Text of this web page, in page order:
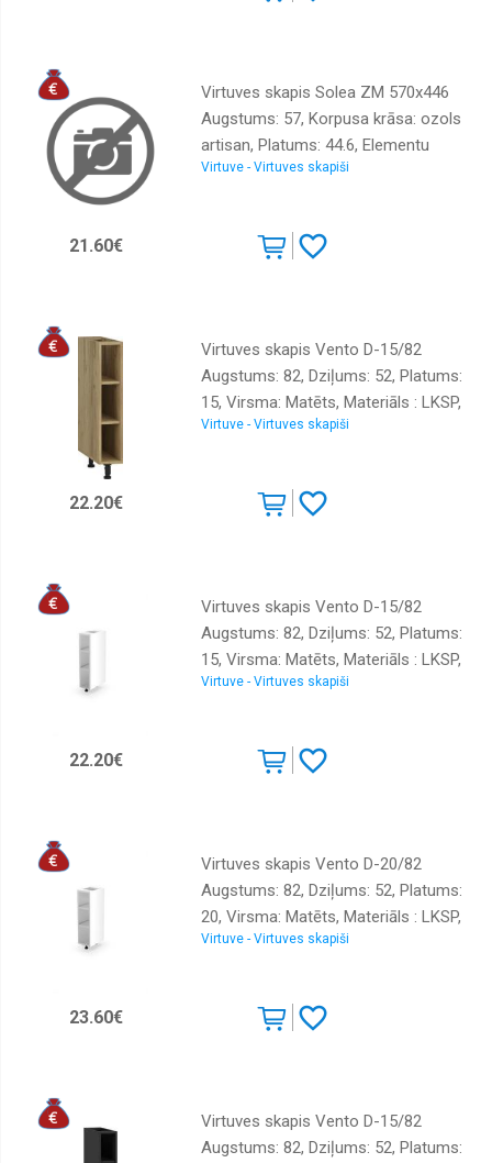
Virtuves skapis Solea ZM 570x446
Augstums: 57, Korpusa krāsa: ozols
artisan, Platums: 44.6, Elementu
krāsa: kašmira, Virsma: Matēts,
Virtuve - Virtuves skapiši
21.60€
Virtuves skapis Vento D-15/82
Augstums: 82, Dziļums: 52, Platums:
15, Virsma: Matēts, Materiāls : LKSP,
Krāsa: ozols craft zelts
Virtuve - Virtuves skapiši
22.20€
Virtuves skapis Vento D-15/82
Augstums: 82, Dziļums: 52, Platums:
15, Virsma: Matēts, Materiāls : LKSP,
Krāsa: balts
Virtuve - Virtuves skapiši
22.20€
Virtuves skapis Vento D-20/82
Augstums: 82, Dziļums: 52, Platums:
20, Virsma: Matēts, Materiāls : LKSP,
Krāsa: balts
Virtuve - Virtuves skapiši
23.60€
Virtuves skapis Vento D-15/82
Augstums: 82, Dziļums: 52, Platums: